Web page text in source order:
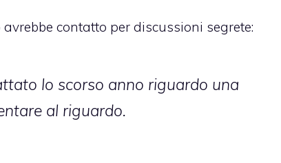
contatto per discussioni segrete:
lo scorso anno riguardo una
al riguardo.